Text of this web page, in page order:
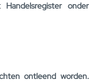
onder
ontleend worden.